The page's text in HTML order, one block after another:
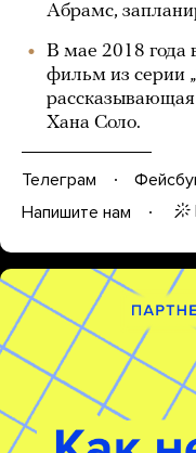
Абрамс,
В мае 2018 года
фильм из серии
Хана Соло.
Телеграм
Напишите нам